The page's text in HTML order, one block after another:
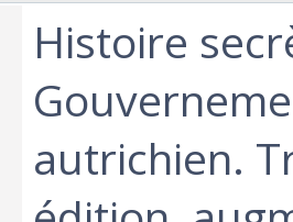
‎Histoire
autrichien.